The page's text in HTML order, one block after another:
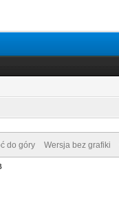
do góry Wersja bez grafiki